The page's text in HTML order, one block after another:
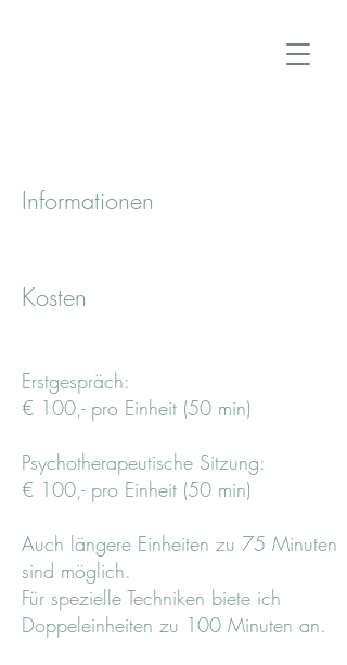
Informationen
Kosten
Erstgespräch:
€ 100,- pro Einheit (50 min)
Psychotherapeutische Sitzung:
€ 100,- pro Einheit (50 min)
Auch längere Einheiten zu 75 Minuten
sind möglich.
Für spezielle Techniken biete ich
Doppeleinheiten zu 100 Minuten an.